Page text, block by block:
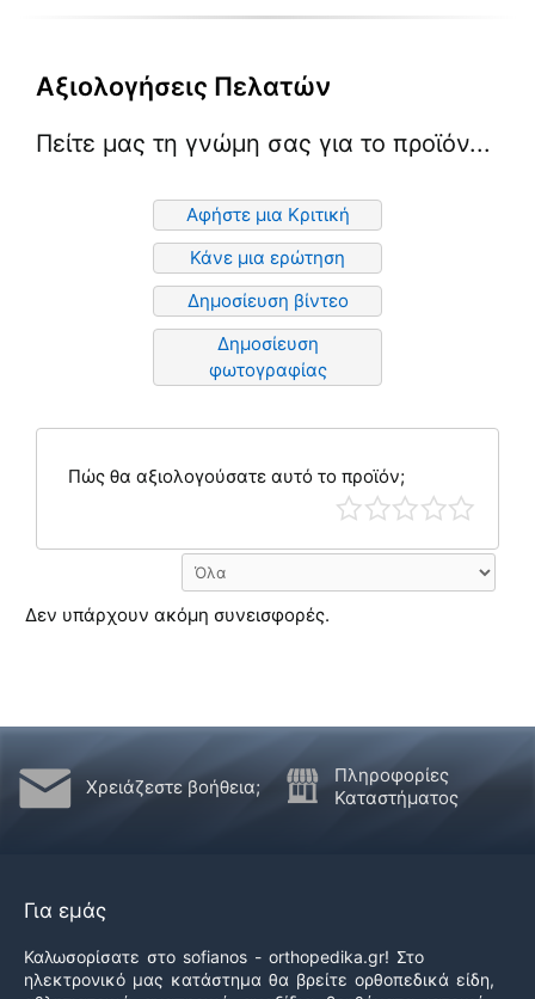
Αξιολογήσεις Πελατών
Πείτε μας τη γνώμη σας για το προϊόν...
Αφήστε μια Κριτική
Κάνε μια ερώτηση
Δημοσίευση βίντεο
Δημοσίευση
φωτογραφίας
Πώς θα αξιολογούσατε αυτό το προϊόν;
Δεν υπάρχουν ακόμη συνεισφορές.
Χρειάζεστε βοήθεια;
Πληροφορίες
Καταστήματος
Για εμάς
Καλωσορίσατε στο sofianos - orthopedika.gr! Στο
ηλεκτρονικό μας κατάστημα θα βρείτε ορθοπεδικά είδη,